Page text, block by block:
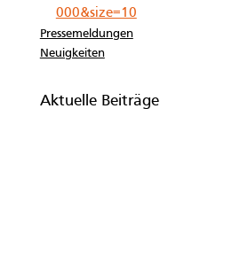
000&size=10
Pressemeldungen
Neuigkeiten
Aktuelle Beiträge